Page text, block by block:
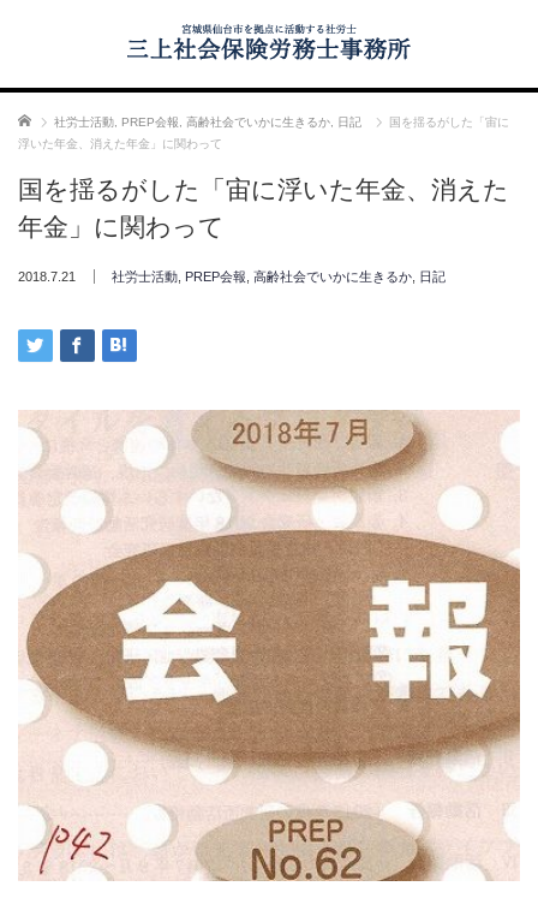
ホーム 社労士活動 PREP会報 高齢社会でいかに生きるか 日記
国を揺るがした「宙に
浮いた年金、消えた年金」に関わって
国を揺るがした「宙に浮いた年金、消えた
年金」に関わって
2018.7.21 社労士活動 PREP会報 高齢社会でいかに生きるか 日記